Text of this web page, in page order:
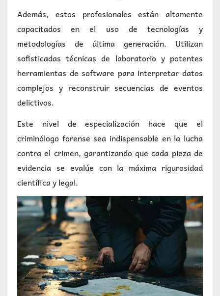
Además, estos profesionales están altamente
capacitados en el uso de tecnologías y
metodologías de última generación. Utilizan
sofisticadas técnicas de laboratorio y potentes
herramientas de software para interpretar datos
complejos y reconstruir secuencias de eventos
delictivos.
Este nivel de especialización hace que el
criminólogo forense sea indispensable en la lucha
contra el crimen, garantizando que cada pieza de
evidencia se evalúe con la máxima rigurosidad
científica y legal.